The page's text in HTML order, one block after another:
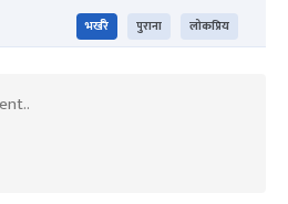
भर्खरै पुराना लोकप्रिय